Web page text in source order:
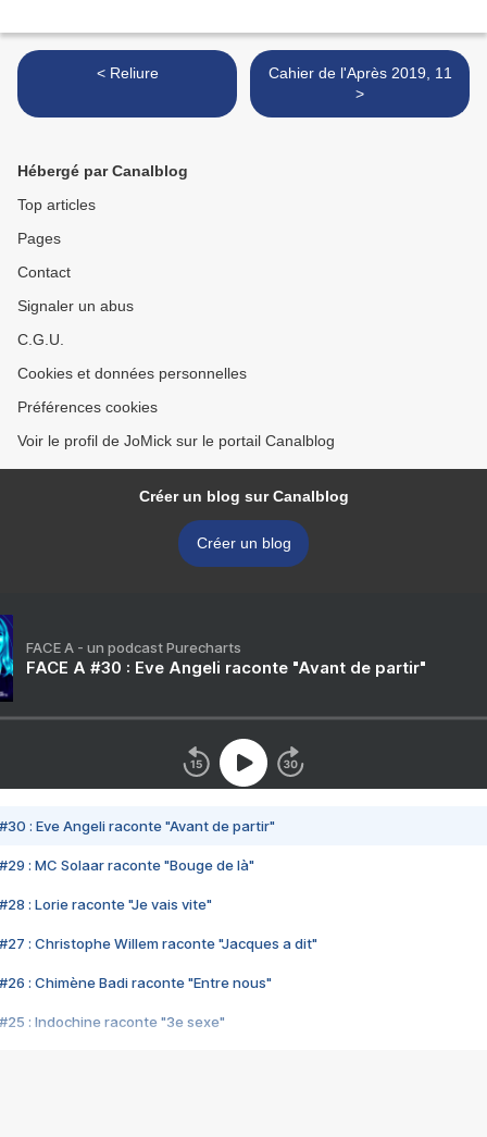
< Reliure
Cahier de l'Après 2019, 11
>
Hébergé par Canalblog
Top articles
Pages
Contact
Signaler un abus
C.G.U.
Cookies et données personnelles
Préférences cookies
Voir le profil de JoMick sur le portail Canalblog
Créer un blog sur Canalblog
Créer un blog
FACE A - un podcast Purecharts
FACE A #30 : Eve Angeli raconte "Avant de partir"
#30 : Eve Angeli raconte "Avant de partir"
#29 : MC Solaar raconte "Bouge de là"
#28 : Lorie raconte "Je vais vite"
#27 : Christophe Willem raconte "Jacques a dit"
#26 : Chimène Badi raconte "Entre nous"
#25 : Indochine raconte "3e sexe"